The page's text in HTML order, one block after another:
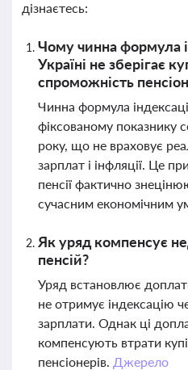
дізнаєтесь:
Чому чинна формула
Україні не зберігає
спроможність
Чинна формула
фіксованому показнику
року, що не враховує
зарплат і інфляції. Це
пенсії фактично
сучасним економічним
Як уряд компенсує
пенсій?
Уряд встановлює
не отримує індексацію
зарплати. Однак ці
компенсують втрати
пенсіонерів. Джерело